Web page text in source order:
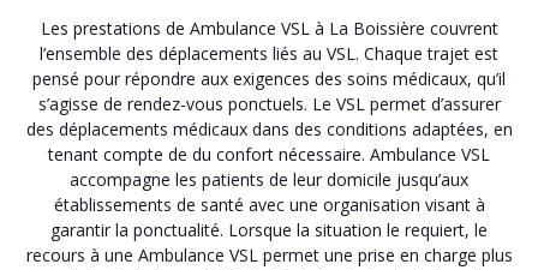
Les prestations de Ambulance VSL à La Boissière couvrent
l’ensemble des déplacements liés au VSL. Chaque trajet est
pensé pour répondre aux exigences des soins médicaux, qu’il
s’agisse de rendez-vous ponctuels. Le VSL permet d’assurer
des déplacements médicaux dans des conditions adaptées, en
tenant compte de du confort nécessaire. Ambulance VSL
accompagne les patients de leur domicile jusqu’aux
établissements de santé avec une organisation visant à
garantir la ponctualité. Lorsque la situation le requiert, le
recours à une Ambulance VSL permet une prise en charge plus